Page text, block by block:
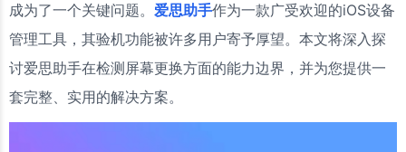
成为了一个关键问题。 爱思助手作为一款广受欢迎的iOS设备
管理工具，其验机功能被许多用户寄予厚望。本文将深入探
讨爱思助手在检测屏幕更换方面的能力边界，并为您提供一
套完整、实用的解决方案。